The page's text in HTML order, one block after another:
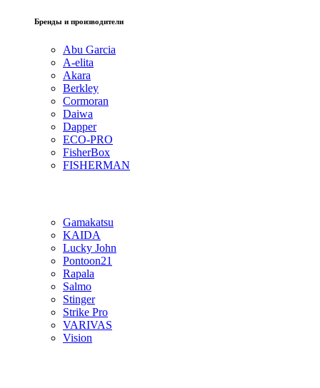
Бренды и производители
Abu Garcia
A-elita
Akara
Berkley
Cormoran
Daiwa
Dapper
ECO-PRO
FisherBox
FISHERMAN
Gamakatsu
KAIDA
Lucky John
Pontoon21
Rapala
Salmo
Stinger
Strike Pro
VARIVAS
Vision